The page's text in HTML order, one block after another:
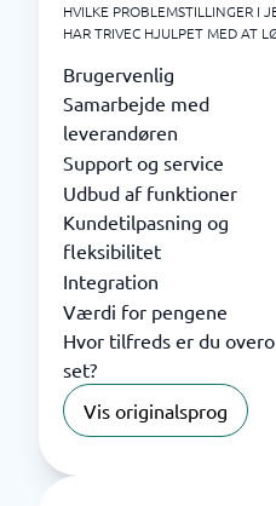
HVILKE PROBLEMSTILLINGER I
HAR TRIVEC HJULPET MED AT
Brugervenlig
Samarbejde med
leverandøren
Support og service
Udbud af funktioner
Kundetilpasning og
fleksibilitet
Integration
Værdi for pengene
Hvor tilfreds er du
set?
Vis originalsprog